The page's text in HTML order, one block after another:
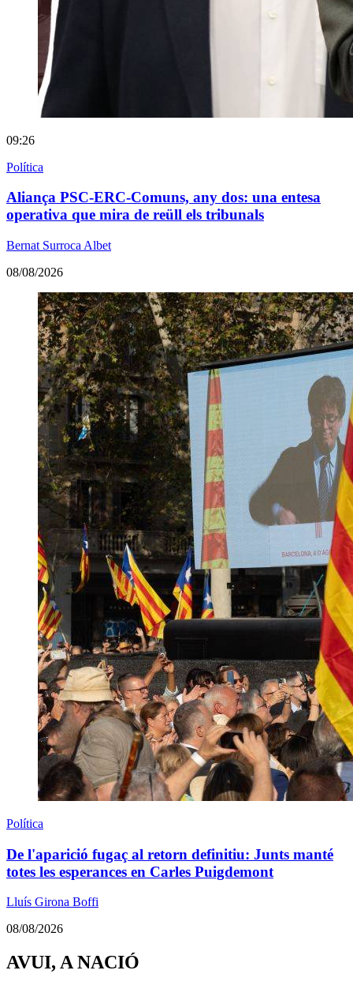
09:26
Política
Aliança PSC-ERC-Comuns, any dos: una entesa
operativa que mira de reüll els tribunals
Bernat Surroca Albet
08/08/2026
Política
De l'aparició fugaç al retorn definitiu: Junts manté
totes les esperances en Carles Puigdemont
Lluís Girona Boffi
08/08/2026
AVUI, A NACIÓ